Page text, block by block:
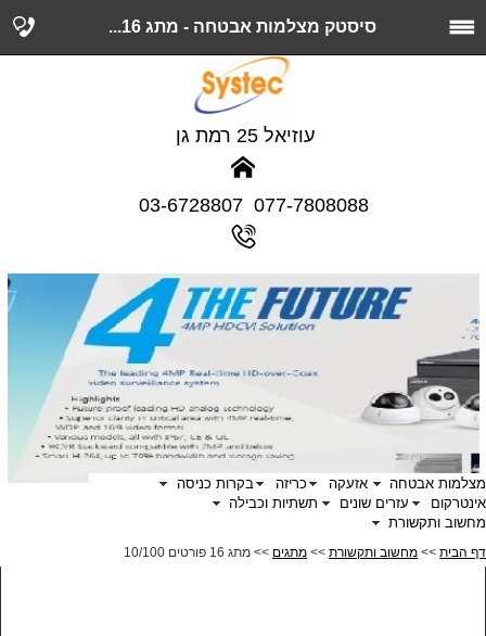
סיסטק מצלמות אבטחה - מתג 16...
077-7808088 03-6728807
מצלמות אבטחה אזעקה כריזה
בקרות כניסה
אינטרקום
עזרים שונים
תשתיות וכבילה
מחשוב ותקשורת
עוזיאל 25 רמת גן
דף הבית >> מחשוב ותקשורת >> מתגים >> מתג 16 פורטים 10/100